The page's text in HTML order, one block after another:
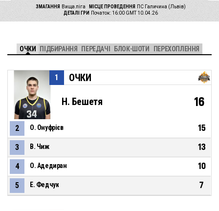
ЗМАГАННЯ Вища ліга МІСЦЕ ПРОВЕДЕННЯ
ПС Галичина (Львів)
ДЕТАЛІ ГРИ
Початок: 16:00 GMT 10.04.26
ОЧКИ ПІДБИРАННЯ ПЕРЕДАЧІ БЛОК-ШОТИ ПЕРЕХОПЛЕННЯ
ОЧКИ
1
Н. Бешетя 16
2 О. Онуфрієв 15
3 В. Чиж 13
4 О. Адедиран 10
5 Е. Федчук 7